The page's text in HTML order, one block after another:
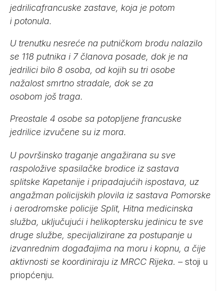
jedrilicafrancuske zastave, koja je potom
i potonula.
U trenutku nesreće na putničkom brodu nalazilo
se 118 putnika i 7 članova posade, dok je na
jedrilici bilo 8 osoba, od kojih su tri osobe
nažalost smrtno stradale, dok se za
osobom još traga.
Preostale 4 osobe sa potopljene francuske
jedrilice izvučene su iz mora.
U površinsko traganje angažirana su sve
raspoložive spasilačke brodice iz sastava
splitske Kapetanije i pripadajućih ispostava, uz
angažman policijskih plovila iz sastava Pomorske
i aerodromske policije Split, Hitna medicinska
služba, uključujući i helikoptersku jedinicu te sve
druge službe, specijalizirane za postupanje u
izvanrednim događajima na moru i kopnu, a čije
aktivnosti se koordiniraju iz MRCC Rijeka. – stoji u
priopćenju.